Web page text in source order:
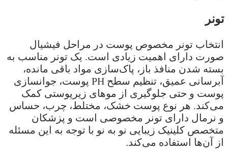
تونر
انتخاب تونر مخصوص پوست در مراحل فیشیال
صورت دارای اهمیت زیادی است. یک تونر مناسب به
بسته شدن منافذ باز، پاک‌سازی مواد باقی مانده،
آبرسانی عمیق، تنظیم سطح PH پوست، جوانسازی
پوست و حتی جلوگیری از موهای زیرپوستی کمک
می‌کند. هر نوع پوست خشک، مختلط، چرب، حساس
و نرمال دارای تونر مخصوصی است و پزشکان
متخصص کلینیک زیبایی نو به نو با توجه به این مسئله
از آن‌ها استفاده می‌کند.